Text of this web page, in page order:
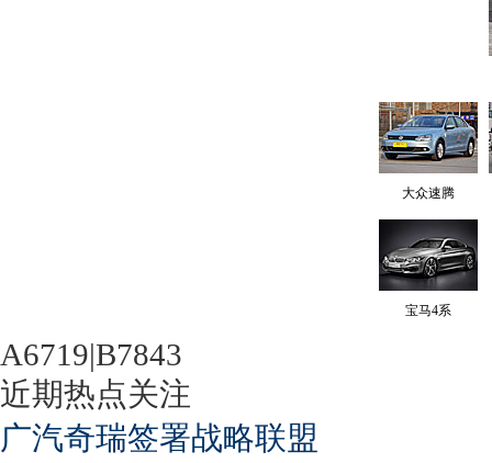
大众速腾
宝马4系
A6719|B7843
近期热点关注
广汽奇瑞签署战略联盟